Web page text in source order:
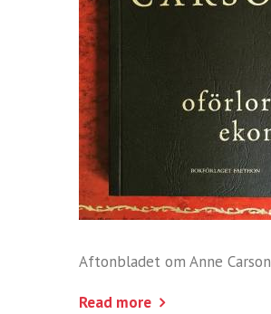
Aftonbladet om Anne Carson
Read more